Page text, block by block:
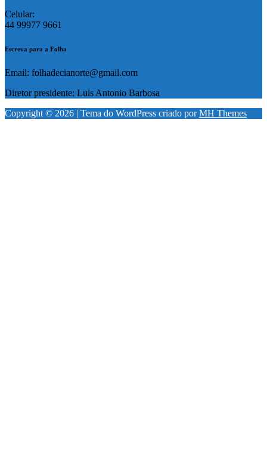
Celular:
44 99977 9661
Escreva para a Folha
Email: folhadecianorte@gmail.com
Diretor presidente: Luis Antonio Barbosa
Copyright © 2026 | Tema do WordPress criado porMH Themes